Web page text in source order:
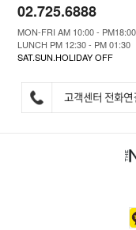
02.725.6888
MON-FRI AM 10:00 - PM18:00
LUNCH PM 12:30 - PM 01:30
SAT.SUN.HOLIDAY OFF